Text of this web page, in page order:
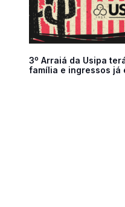
3º Arraiá da Usipa
família e ingressos já